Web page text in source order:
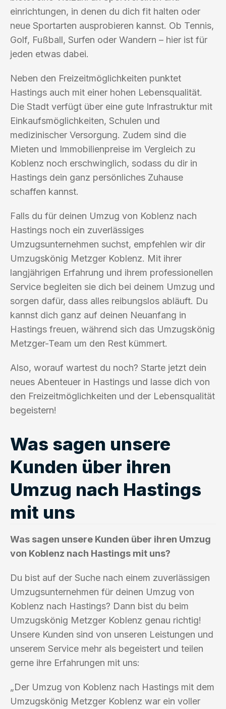
einrichtungen, in denen du dich fit halten oder
neue Sportarten ausprobieren kannst. Ob Tennis,
Golf, Fußball, Surfen oder Wandern – hier ist für
jeden etwas dabei.
Neben den Freizeitmöglichkeiten punktet
Hastings auch mit einer hohen Lebensqualität.
Die Stadt verfügt über eine gute Infrastruktur mit
Einkaufsmöglichkeiten, Schulen und
medizinischer Versorgung. Zudem sind die
Mieten und Immobilienpreise im Vergleich zu
Koblenz noch erschwinglich, sodass du dir in
Hastings dein ganz persönliches Zuhause
schaffen kannst.
Falls du für deinen Umzug von Koblenz nach
Hastings noch ein zuverlässiges
Umzugsunternehmen suchst, empfehlen wir dir
Umzugskönig Metzger Koblenz. Mit ihrer
langjährigen Erfahrung und ihrem professionellen
Service begleiten sie dich bei deinem Umzug und
sorgen dafür, dass alles reibungslos abläuft. Du
kannst dich ganz auf deinen Neuanfang in
Hastings freuen, während sich das Umzugskönig
Metzger-Team um den Rest kümmert.
Also, worauf wartest du noch? Starte jetzt dein
neues Abenteuer in Hastings und lasse dich von
den Freizeitmöglichkeiten und der Lebensqualität
begeistern!
Was sagen unsere
Kunden über ihren
Umzug nach Hastings
mit uns
Was sagen unsere Kunden über ihren Umzug
von Koblenz nach Hastings mit uns?
Du bist auf der Suche nach einem zuverlässigen
Umzugsunternehmen für deinen Umzug von
Koblenz nach Hastings? Dann bist du beim
Umzugskönig Metzger Koblenz genau richtig!
Unsere Kunden sind von unseren Leistungen und
unserem Service mehr als begeistert und teilen
gerne ihre Erfahrungen mit uns:
„Der Umzug von Koblenz nach Hastings mit dem
Umzugskönig Metzger Koblenz war ein voller